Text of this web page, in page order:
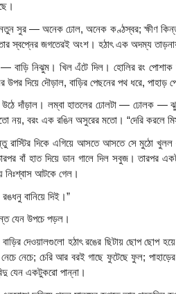
সুর — অনেক ঢোল, অনেক কণ্ঠস্বর; ক্ষীণ
স্বপ্নের জগতেরই অংশ। হঠাৎ এক অদম্য তাড়নায়
বাড়ি নিঝুম। খিল এঁটে দিল। হোলির রং পোশাক
উপর দিয়ে দৌড়াল, বাড়ির পেছনের পথ ধরে, পাহাড়
উঠে দাঁড়াল। লম্বা হাতলের ঢোলটা — ঢোলক —
নয়, বরং এক রঙিন অসুরের মতো। “দেরি করলে
রাস্টির দিকে এগিয়ে আসতে আসতে সে মুঠো
তারপর বাঁ হাত দিয়ে ডান গালে দিল সবুজ।
নিঃশ্বাস আটকে গেল।
বানিয়ে দিই।”
যেন উপচে পড়ল।
দেওয়ালগুলো হঠাৎ রঙের ছিটায় ছোপ ছোপ
নেচে নেচে; চেরি আর বরই গাছে ফুটেছে ফুল;
যেন একটুকরো পান্না।